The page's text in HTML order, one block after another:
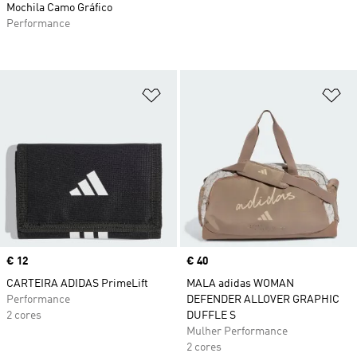
Price
€ 12
CARTEIRA ADIDAS PrimeLift
Performance
2 cores
Price
€ 40
MALA adidas WOMAN
DEFENDER ALLOVER GRAPHIC
DUFFLE S
Mulher Performance
2 cores
Mochila Camo Gráfico
Performance